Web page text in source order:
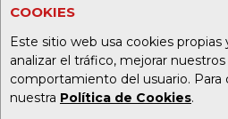
COOKIES
Este sitio web usa cookies propias
analizar el tráfico, mejorar
comportamiento del usuario. Para
nuestra Política de Cookies.